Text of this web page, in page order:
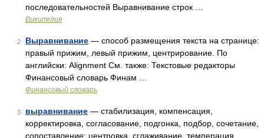
последовательностей Выравнивание строк …
Википедия
2 Выравнивание — способ размещения текста на странице:
правый прижим, левый прижим, центрирование. По
английски: Alignment См. также: Текстовые редакторы
Финансовый словарь Финам …
Финансовый словарь
3 выравнивание — стабилизация, компенсация,
корректировка, согласование, подгонка, подбор, сочетание,
сопоставление; центровка, сглаживание, темперация,